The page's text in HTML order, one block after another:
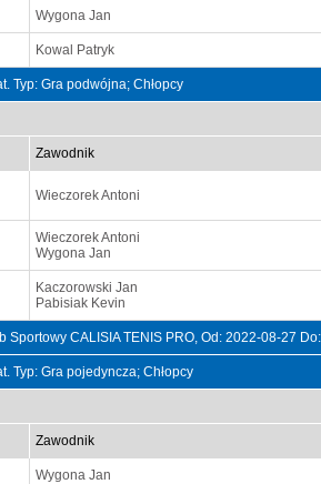
Wygona Jan
Kowal Patryk
Typ: Gra podwójna; Chłopcy
Zawodnik
Wieczorek Antoni
Wieczorek Antoni
Wygona Jan
Kaczorowski Jan
Pabisiak Kevin
Sportowy CALISIA TENIS PRO, Od: 2022-08-27
Typ: Gra pojedyncza; Chłopcy
Zawodnik
Wygona Jan